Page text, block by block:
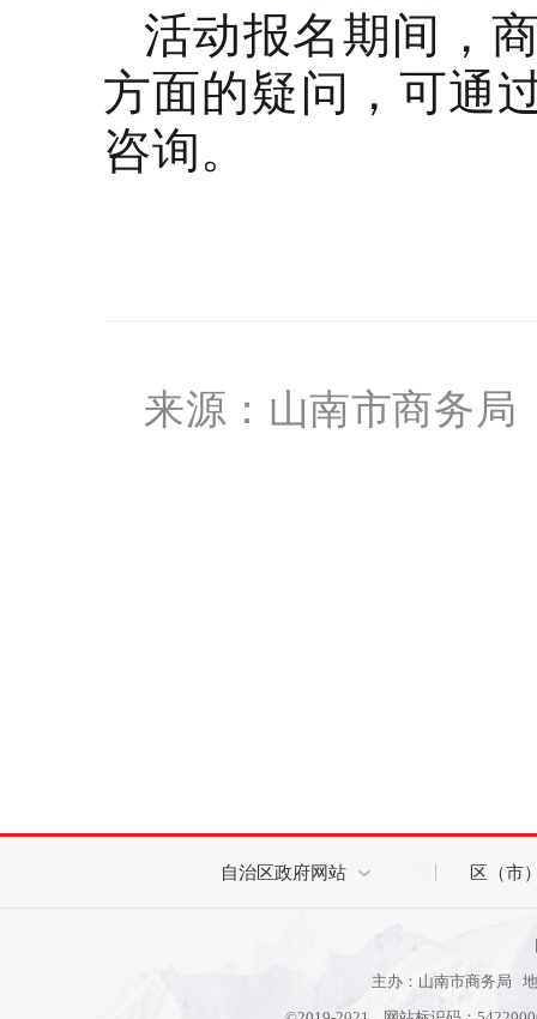
活动报名期间，
方面的疑问，可通
咨询。
来源：山南市商务局
自治区政府网站 区（市
主办：山南市商务局